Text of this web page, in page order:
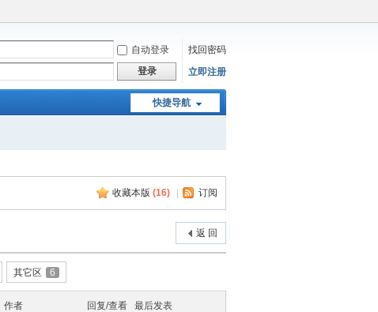
自动登录
找回密码
登录 立即注册
快捷导航
收藏本版 (16) 订阅
返 回
其它区 6
作者 回复/查看 最后发表